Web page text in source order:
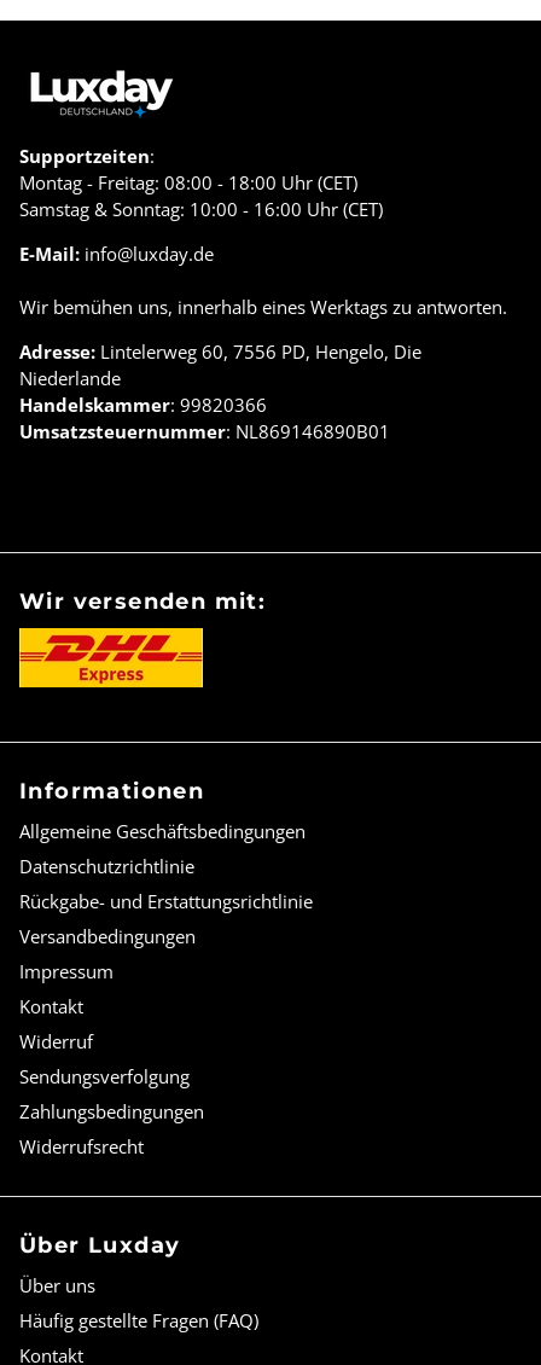
Supportzeiten:
Montag - Freitag: 08:00 - 18:00 Uhr (CET)
Samstag & Sonntag: 10:00 - 16:00 Uhr (CET)
E-Mail: info@luxday.de
Wir bemühen uns, innerhalb eines Werktags zu antworten.
Adresse: Lintelerweg 60, 7556 PD, Hengelo, Die
Niederlande
Handelskammer: 99820366
Umsatzsteuernummer: NL869146890B01
Wir versenden mit:
Informationen
Allgemeine Geschäftsbedingungen
Datenschutzrichtlinie
Rückgabe- und Erstattungsrichtlinie
Versandbedingungen
Impressum
Kontakt
Widerruf
Sendungsverfolgung
Zahlungsbedingungen
Widerrufsrecht
Über Luxday
Über uns
Häufig gestellte Fragen (FAQ)
Kontakt